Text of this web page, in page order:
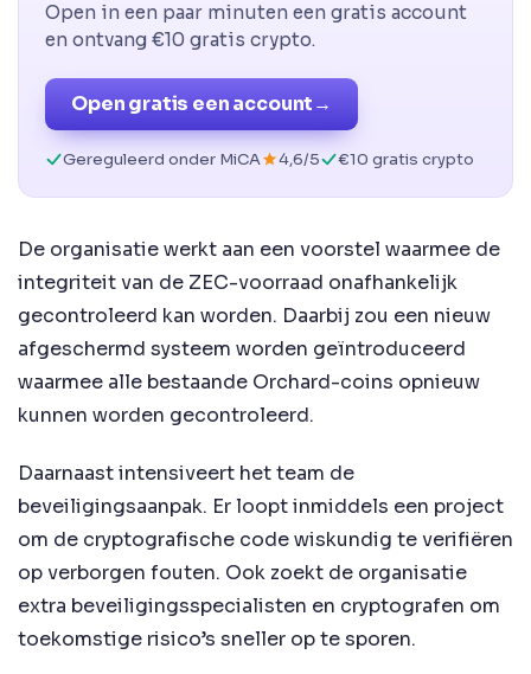
Open in een paar minuten een gratis account
en ontvang €10 gratis crypto.
Open gratis een account→
Gereguleerd onder MiCA 4,6/5 €10 gratis crypto
De organisatie werkt aan een voorstel waarmee de
integriteit van de ZEC-voorraad onafhankelijk
gecontroleerd kan worden. Daarbij zou een nieuw
afgeschermd systeem worden geïntroduceerd
waarmee alle bestaande Orchard-coins opnieuw
kunnen worden gecontroleerd.
Daarnaast intensiveert het team de
beveiligingsaanpak. Er loopt inmiddels een project
om de cryptografische code wiskundig te verifiëren
op verborgen fouten. Ook zoekt de organisatie
extra beveiligingsspecialisten en cryptografen om
toekomstige risico’s sneller op te sporen.